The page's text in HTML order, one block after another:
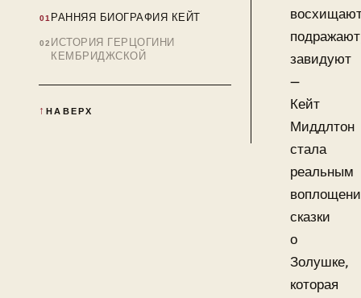
РАННЯЯ БИОГРАФИЯ КЕЙТ
ИСТОРИЯ ГЕРЦОГИНИ
КЕМБРИДЖСКОЙ
НАВЕРХ
завидуют
—
Кейт
Миддлтон
стала
реальным
сказки
о
Золушке,
которая